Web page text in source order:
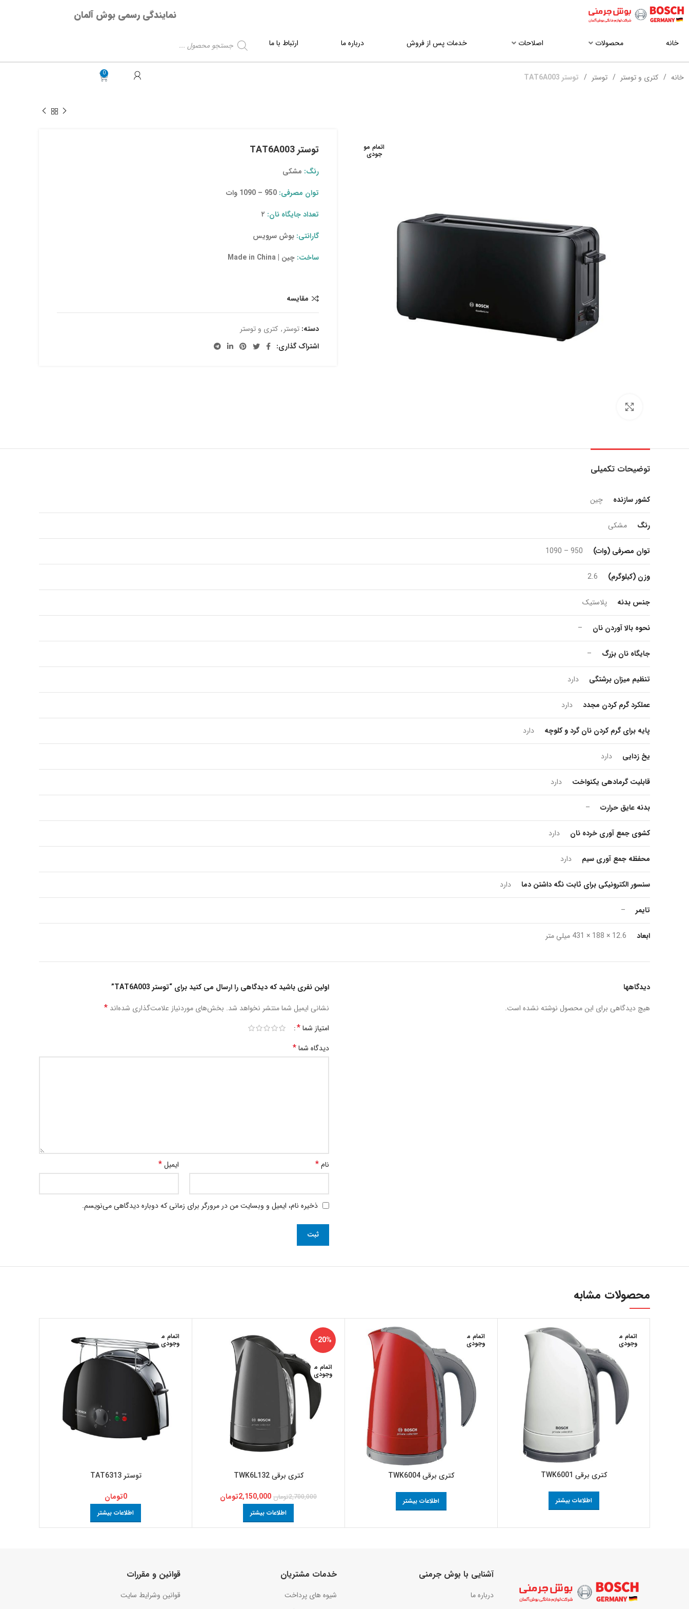
نمایندگی رسمی بوش آلمان
خانه محصولات اصلاحات خدمات پس از فروش درباره ما ارتباط با ما
خانه کتری و توستر توستر توستر TAT6A003
اتمام مو
جودی توستر TAT6A003
رنگ: مشکی
توان مصرفی:
تعداد جایگاه نان:
گارانتی: بوش سرویس
ساخت: چین | Made in China
مقایسه
دسته: توستر , کتری و توستر
اشتراک گذاری:
توضیحات تکمیلی
کشور سازنده چین
رنگ مشکی
توان مصرفی (وات) 950 – 1090
وزن (کیلوگرم) 2.6
جنس بدنه پلاستیک
نحوه بالا آوردن نان –
جایگاه نان بزرگ –
تنظیم میزان برشتگی دارد
عملکرد گرم کردن مجدد دارد
پایه برای گرم کردن نان گرد و کلوچه دارد
یخ زدایی دارد
قابلیت گرمادهی یکنواخت دارد
بدنه عایق حرارت –
کشوی جمع آوری خرده نان دارد
محفظه جمع آوری سیم دارد
سنسور الکترونیکی برای ثابت نگه داشتن دما دارد
تایمر –
ابعاد 12.6 × 188 × 431 ميلي متر
دیدگاهها
هیچ دیدگاهی برای این محصول نوشته نشده است.
اولین نفری باشید که دیدگاهی را ارسال می کنید برای “توستر TAT6A003”
نشانی ایمیل شما منتشر نخواهد شد. بخش‌های موردنیاز علامت‌گذاری شده‌اند *
امتیاز شما*
دیدگاه شما*
نام* ایمیل*
ذخیره نام، ایمیل و وبسایت من در مرورگر برای زمانی که دوباره دیدگاهی می‌نویسم.
محصولات مشابه
اتمام م
وجودی
کتری برقی TWK6001
اطلاعات بیشتر
اتمام م
وجودی
کتری برقی TWK6004
اطلاعات بیشتر
-20%
اتمام م
وجودی
کتری برقی TWK6L132
2,700,000تومان 2,150,000تومان
اطلاعات بیشتر
اتمام م
وجودی
توستر TAT6313
0تومان
اطلاعات بیشتر
آشنایی با بوش جرمنی
درباره ما
خدمات مشتریان
شیوه های پرداخت
قوانین و مقررات
قوانین وشرایط سایت